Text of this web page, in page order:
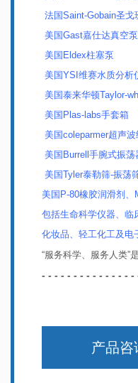
法国Saint-Gobain圣戈
美国Gast嘉仕达真空
美国Eldex柱塞泵
美国YSI维赛水质分析
美国泰来华顿Taylor-
美国Plas-labs手套箱
美国coleparmer超声
美国Burrell手腕式振荡
美国Tyler泰勒筛-振荡
美国P-80橡胶润滑剂、
包括生命科学仪器、临
化妆品、轻工化工及电
“服务科学、服务人类”
- - - - - - - - - - - - - - -
产品咨